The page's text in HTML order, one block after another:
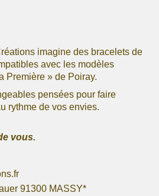
imagine des bracelets de
avec les modèles
Première » de Poiray.
pensées pour faire
rythme de vos envies.
vous.
91300 MASSY*